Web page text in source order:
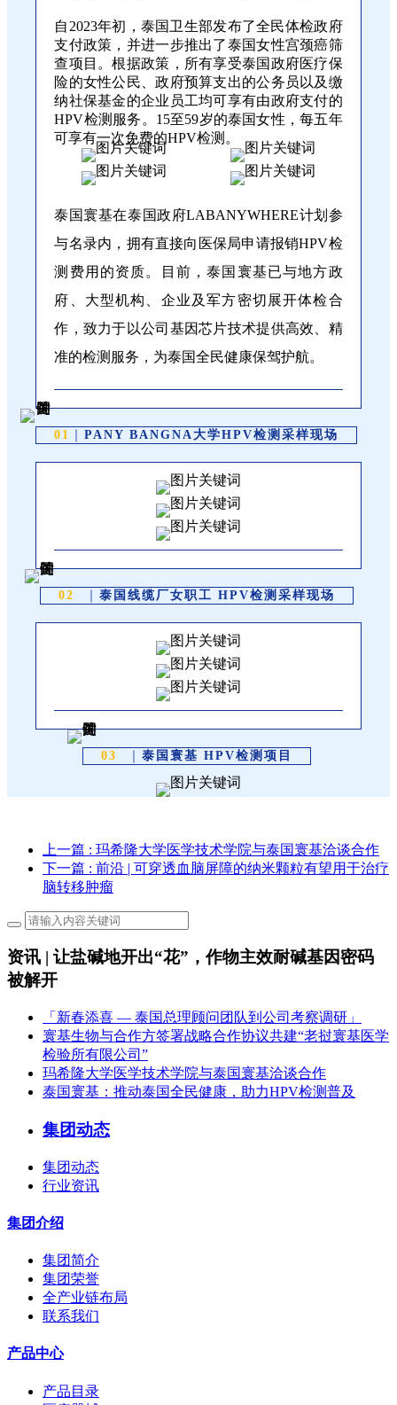
自2023年初，泰国卫生部发布了全民体检政府
支付政策，并进一步推出了泰国女性宫颈癌筛
查项目。根据政策，所有享受泰国政府医疗保
险的女性公民、政府预算支出的公务员以及缴
纳社保基金的企业员工均可享有由政府支付的
HPV检测服务。15至59岁的泰国女性，每五年
可享有一次免费的HPV检测。
泰国寰基在泰国政府LABANYWHERE计划参
与名录内，拥有直接向医保局申请报销HPV检
测费用的资质。目前，泰国寰基已与地方政
府、大型机构、企业及军方密切展开体检合
作，致力于以公司基因芯片技术提供高效、精
准的检测服务，为泰国全民健康保驾护航。
01 ｜ PANY BANGNA大学HPV检测采样现场
02 ｜ 泰国线缆厂女职工 HPV检测采样现场
03 ｜ 泰国寰基 HPV检测项目
上一篇 : 玛希隆大学医学技术学院与泰国寰基洽谈合作
下一篇 : 前沿 | 可穿透血脑屏障的纳米颗粒有望用于治疗
脑转移肿瘤
资讯 | 让盐碱地开出“花”，作物主效耐碱基因密码
被解开
「新春添喜 — 泰国总理顾问团队到公司考察调研」
寰基生物与合作方签署战略合作协议共建“老挝寰基医学
检验所有限公司”
玛希隆大学医学技术学院与泰国寰基洽谈合作
泰国寰基：推动泰国全民健康，助力HPV检测普及
集团动态
集团动态
行业资讯
集团介绍
集团简介
集团荣誉
全产业链布局
联系我们
产品中心
产品目录